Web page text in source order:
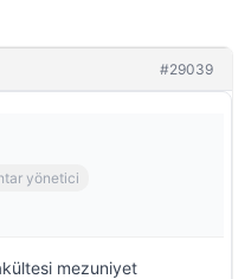
#29039
yönetici
mezuniyet